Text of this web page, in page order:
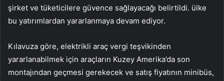
şirket ve tüketicilere güvence sağlayacağı belirtildi. ülke
bu yatırımlardan yararlanmaya devam ediyor.
Kılavuza göre, elektrikli araç vergi teşvikinden
yararlanabilmek için araçların Kuzey Amerika’da son
montajından geçmesi gerekecek ve satış fiyatının minibüs,